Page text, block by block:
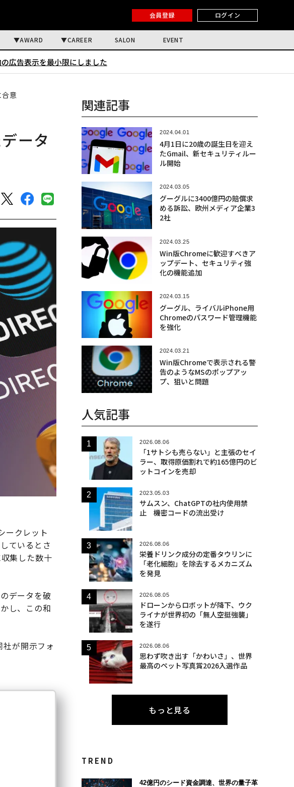
会員登録 ログイン
AWARD CAREER SALON EVENT
広告表示を最小限にしました
意
ータ
ークレット
ているとさ
集した数十
データを破
し、この和
が開示フォ
関連記事
2024.04.01
4月1日に20歳の誕生日を迎え
たGmail、新セキュリティルー
ル開始
2024.03.05
グーグルに3400億円の賠償求
める訴訟、欧州メディア企業3
2社
2024.03.25
Win版Chromeに歓迎すべきア
ップデート、セキュリティ強
化の機能追加
2024.03.15
グーグル、ライバルiPhone用
Chromeのパスワード管理機能
を強化
2024.03.21
Win版Chromeで表示される警
告のようなMSのポップアッ
プ、狙いと問題
人気記事
2026.08.06
「1サトシも売らない」と主張のセイ
ラー、取得原価割れで約165億円のビ
ットコインを売却
2023.05.03
サムスン、ChatGPTの社内使用禁
止 機密コードの流出受け
2026.08.06
栄養ドリンク成分の定番タウリンに
「老化細胞」を除去するメカニズム
を発見
2026.08.05
ドローンからロボットが降下、ウク
ライナが世界初の「無人空挺強襲」
を遂行
2026.08.06
思わず吹き出す「かわいさ」、世界
最高のペット写真賞2026入選作品
もっと見る
TREND
42億円のシード資金調達、世界の量子革